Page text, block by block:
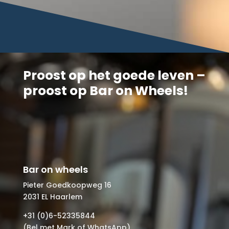
Proost op het goede leven –
proost op Bar on Wheels!
Bar on wheels
Pieter Goedkoopweg 16
2031 EL Haarlem
+31 (0)6-52335844